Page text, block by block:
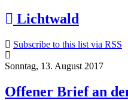
Lichtwald
Subscribe to this list via RSS
Sonntag, 13. August 2017
Offener Brief an